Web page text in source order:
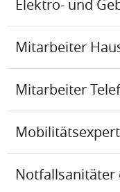
Elektro- und
Mitarbeiter
Mitarbeiter